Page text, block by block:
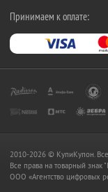
Принимаем к оплате:
2010-2026 © КупиКупон.
Все права на товарный
OOO «Агентство